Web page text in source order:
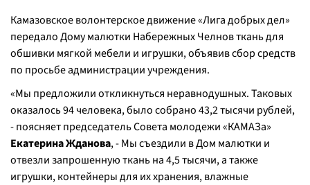
Камазовское волонтерское движение «Лига добрых дел»
передало Дому малютки Набережных Челнов ткань для
обшивки мягкой мебели и игрушки, объявив сбор средств
по просьбе администрации учреждения.
«Мы предложили откликнуться неравнодушных. Таковых
оказалось 94 человека, было собрано 43,2 тысячи рублей,
- поясняет председатель Совета молодежи «КАМАЗа»
Екатерина Жданова, - Мы съездили в Дом малютки и
отвезли запрошенную ткань на 4,5 тысячи, а также
игрушки, контейнеры для их хранения, влажные